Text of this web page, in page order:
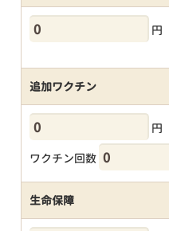
円
追加ワクチン
円
ワクチン回数
生命保障